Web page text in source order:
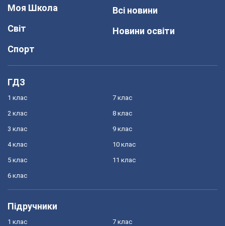
Моя Школа
Світ
Спорт
Всі новини
Новини освіти
ГДЗ
1 клас
2 клас
3 клас
4 клас
5 клас
6 клас
7 клас
8 клас
9 клас
10 клас
11 клас
Підручники
1 клас 7 клас